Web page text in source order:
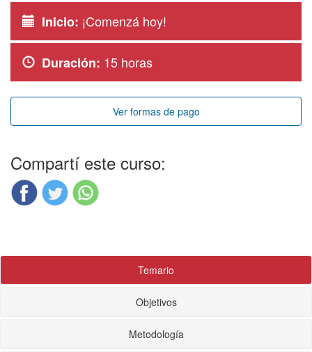
Inicio: ¡Comenzá hoy!
Duración: 15 horas
Ver formas de pago
Compartí este curso:
Temario
Objetivos
Metodología